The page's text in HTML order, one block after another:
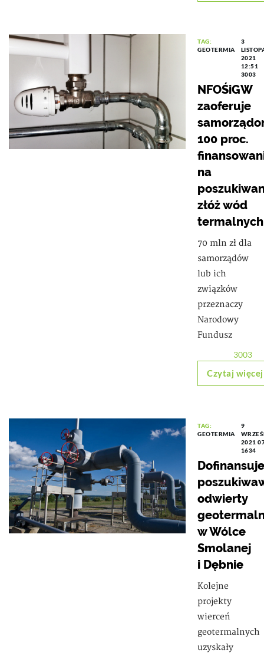
TAG:
GEOTERMIA
3
2021
12:51
3003
NFOŚiGW
zaoferuje
100 proc.
na
złóż wód
termalnych
70 mln zł dla
samorządów
lub ich
związków
przeznaczy
Narodowy
Fundusz
3003
Czytaj więcej
TAG:
GEOTERMIA
9
2021
1634
Dofinansuje
odwierty
w Wólce
Smolanej
i Dębnie
Kolejne
projekty
wierceń
geotermalnych
uzyskały